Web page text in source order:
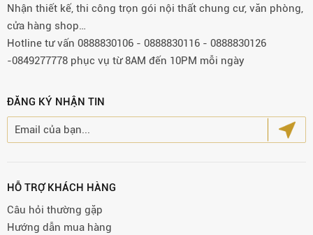
Nhận thiết kế, thi công trọn gói nội thất chung cư, văn phòng,
cửa hàng shop…
Hotline tư vấn 0888830106 - 0888830116 - 0888830126
-0849277778 phục vụ từ 8AM đến 10PM mỗi ngày
ĐĂNG KÝ NHẬN TIN
HỖ TRỢ KHÁCH HÀNG
Câu hỏi thường gặp
Hướng dẫn mua hàng